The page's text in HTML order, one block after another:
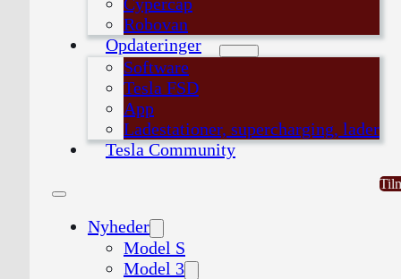
Robovan
Opdateringer
Software
Tesla FSD
App
Ladestationer, supercharging, lader
Tesla Community
Nyheder
Model S
Model 3